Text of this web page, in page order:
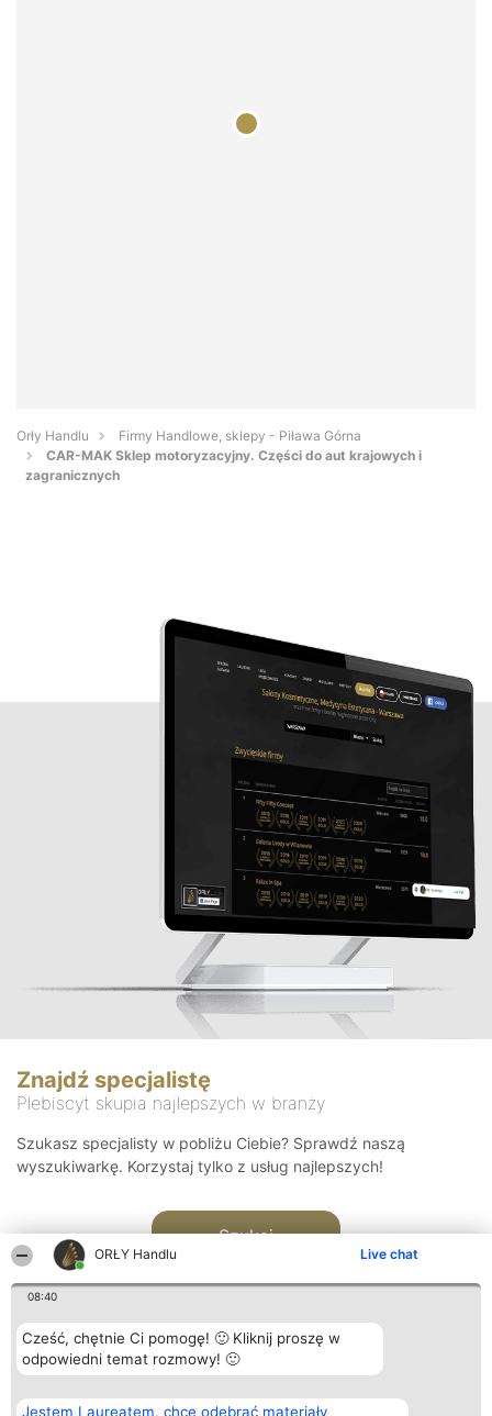
ORŁY Handlu Live chat
08:40
Cześć, chętnie Ci pomogę! 🙂 Kliknij proszę w
odpowiedni temat rozmowy! 🙂
Jestem Laureatem, chcę odebrać materiały
Orły Handlu
Firmy Handlowe, sklepy - Piława Górna
CAR-MAK Sklep motoryzacyjny. Części do aut krajowych i
zagranicznych
Znajdź specjalistę
Plebiscyt skupia najlepszych w branży
Szukasz specjalisty w pobliżu Ciebie? Sprawdź naszą
wyszukiwarkę. Korzystaj tylko z usług najlepszych!
Szukaj
Organizator plebiscytu
Bright Side Solutions sp. z o.
Plebiscyt
Laureaci
Kontakt
Kontakt